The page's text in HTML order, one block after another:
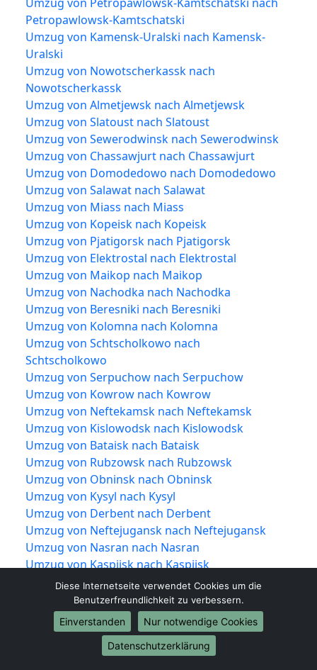
Petropawlowsk-Kamtschatski
Umzug von Kamensk-Uralski nach Kamensk-
Uralski
Umzug von Nowotscherkassk nach
Nowotscherkassk
Umzug von Almetjewsk nach Almetjewsk
Umzug von Slatoust nach Slatoust
Umzug von Sewerodwinsk nach Sewerodwinsk
Umzug von Chassawjurt nach Chassawjurt
Umzug von Domodedowo nach Domodedowo
Umzug von Salawat nach Salawat
Umzug von Miass nach Miass
Umzug von Kopeisk nach Kopeisk
Umzug von Pjatigorsk nach Pjatigorsk
Umzug von Elektrostal nach Elektrostal
Umzug von Maikop nach Maikop
Umzug von Nachodka nach Nachodka
Umzug von Beresniki nach Beresniki
Umzug von Kolomna nach Kolomna
Umzug von Schtscholkowo nach
Schtscholkowo
Umzug von Serpuchow nach Serpuchow
Umzug von Kowrow nach Kowrow
Umzug von Neftekamsk nach Neftekamsk
Umzug von Kislowodsk nach Kislowodsk
Umzug von Bataisk nach Bataisk
Umzug von Rubzowsk nach Rubzowsk
Umzug von Obninsk nach Obninsk
Umzug von Kysyl nach Kysyl
Umzug von Derbent nach Derbent
Umzug von Neftejugansk nach Neftejugansk
Umzug von Nasran nach Nasran
Umzug von Kaspijsk nach Kaspijsk
Umzug von Dolgoprudny nach Dolgoprudny
Umzug von Nowotscheboksarsk nach
Nowotscheboksarsk
Umzug von Nowomoskowsk nach
Nowomoskowsk
Diese Internetseite verwendet Cookies um die
Benutzerfreundlichkeit zu verbessern.
Einverstanden
Nur notwendige Cookies
Datenschutzerklärung